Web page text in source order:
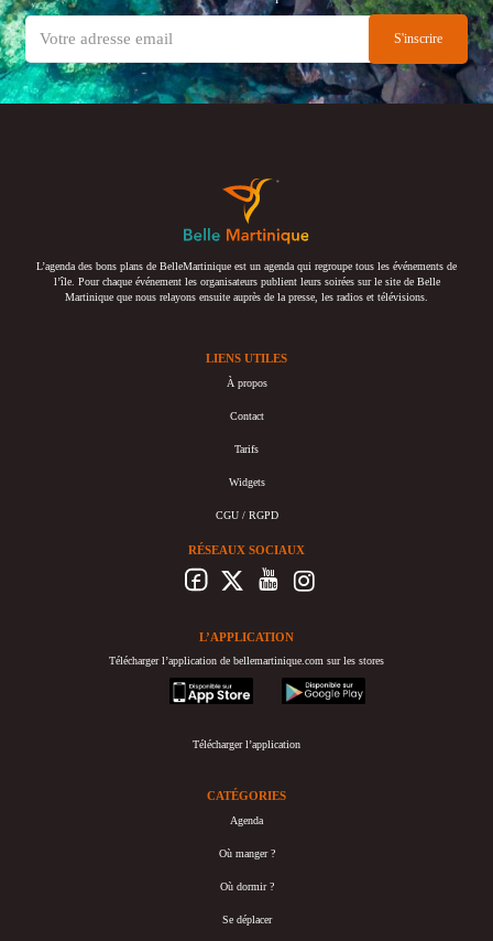
L’agenda des bons plans de BelleMartinique est un agenda qui regroupe tous les événements de
l’île. Pour chaque événement les organisateurs publient leurs soirées sur le site de Belle
Martinique que nous relayons ensuite auprès de la presse, les radios et télévisions.
LIENS UTILES
À propos
Contact
Tarifs
Widgets
CGU / RGPD
RÉSEAUX SOCIAUX
L’APPLICATION
Télécharger l’application de bellemartinique.com sur les stores
appstore
googleplay
Télécharger l’application
CATÉGORIES
Agenda
Où manger ?
Où dormir ?
Se déplacer